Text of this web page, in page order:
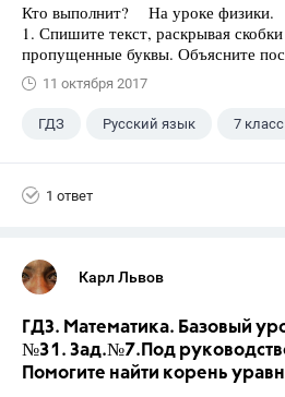
Кто выполнит? На уроке физики.
1. Спишите текст, раскрывая скобки
пропущенные буквы. Объясните
11 октября 2017
ГДЗ Русский язык 7 класс
1 ответ
Карл Львов
ГДЗ. Математика. Базовый
№31. Зад.№7.Под
Помогите найти корень